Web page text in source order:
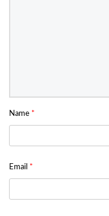
Name *
Email *